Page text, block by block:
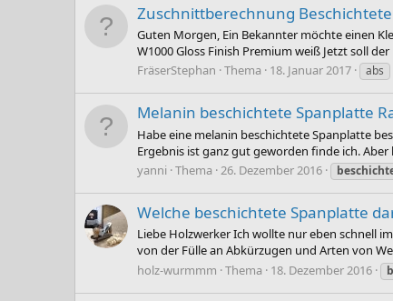
Zuschnittberechnung
Guten Morgen, Ein Bekannter möchte einen
W1000 Gloss Finish Premium weiß Jetzt soll
FräserStephan Thema 18. Januar 2017 abs
Melanin beschichtete Spanplatte
Habe eine melanin beschichtete Spanplatte
Ergebnis ist ganz gut geworden finde ich.
yanni Thema 26. Dezember 2016
Welche beschichtete Spanplatte
Liebe Holzwerker Ich wollte nur eben schnell
von der Fülle an Abkürzugen und Arten von
holz-wurmmm Thema 18. Dezember 2016